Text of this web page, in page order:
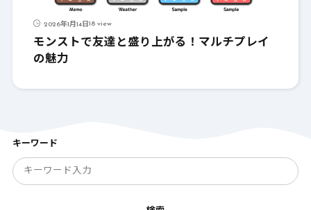
2026年1月14日18 view
モンストで友達と盛り上がる！マルチプレイ
の魅力
キーワード